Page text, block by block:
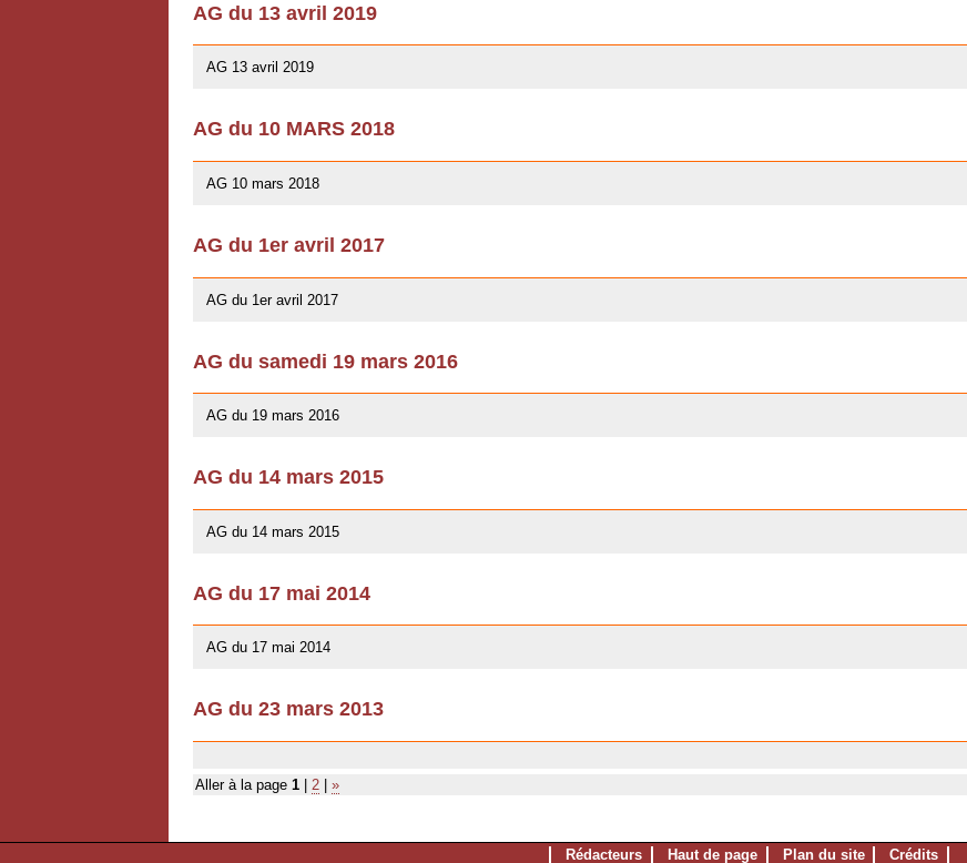
AG du 13 avril 2019
AG 13 avril 2019
AG du 10 MARS 2018
AG 10 mars 2018
AG du 1er avril 2017
AG du 1er avril 2017
AG du samedi 19 mars 2016
AG du 19 mars 2016
AG du 14 mars 2015
AG du 14 mars 2015
AG du 17 mai 2014
AG du 17 mai 2014
AG du 23 mars 2013
Aller à la page 1 2 »
Rédacteurs Haut de page Plan du site Crédits